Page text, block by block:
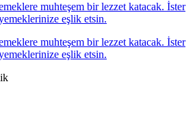
muhteşem bir lezzet katacak. İster
eşlik etsin.
muhteşem bir lezzet katacak. İster
eşlik etsin.